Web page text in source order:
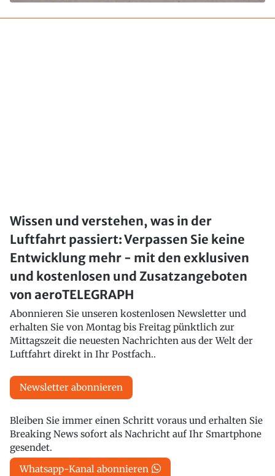
Wissen und verstehen, was in der
Luftfahrt passiert: Verpassen Sie keine
Entwicklung mehr - mit den exklusiven
und kostenlosen und Zusatzangeboten
von aeroTELEGRAPH
Abonnieren Sie unseren kostenlosen Newsletter und
erhalten Sie von Montag bis Freitag pünktlich zur
Mittagszeit die neuesten Nachrichten aus der Welt der
Luftfahrt direkt in Ihr Postfach..
Newsletter abonnieren
Bleiben Sie immer einen Schritt voraus und erhalten Sie
Breaking News sofort als Nachricht auf Ihr Smartphone
gesendet.
Whatsapp-Kanal abonnieren